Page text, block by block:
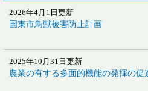
2026年4月1日更新
国東市鳥獣被害防止計画
2025年10月31日更新
農業の有する多面的機能の発揮の促